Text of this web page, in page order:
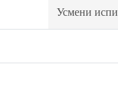
Усмени